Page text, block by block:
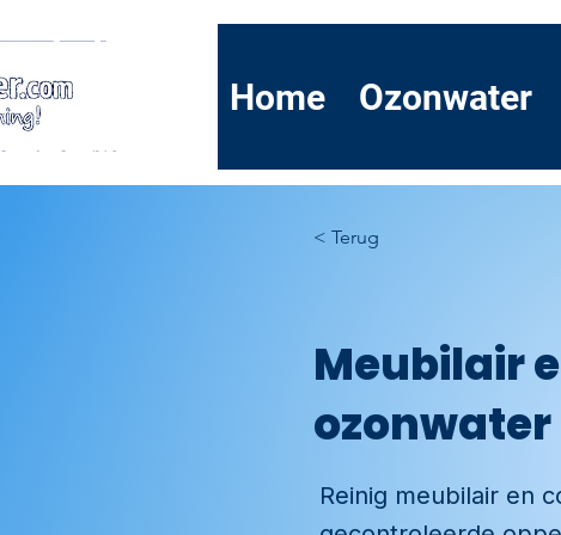
Home Ozonwater
< Terug
Meubilair
ozonwater
Reinig meubilair en